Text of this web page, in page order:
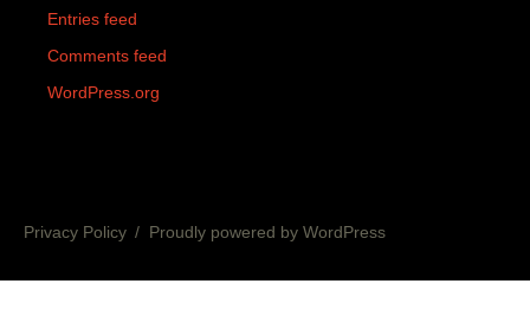
Entries feed
Comments feed
WordPress.org
Privacy Policy Proudly powered by WordPress